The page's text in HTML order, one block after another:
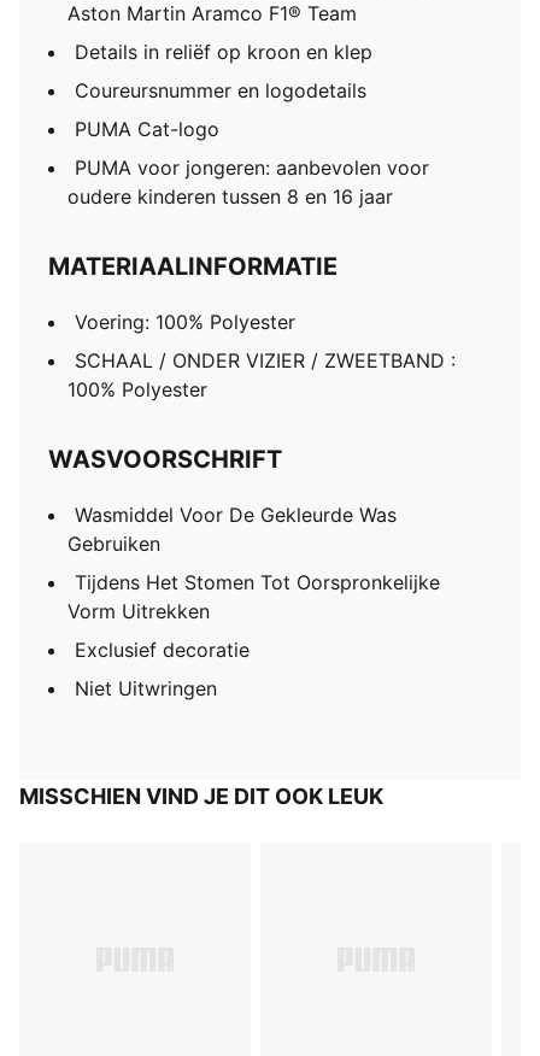
Aston Martin Aramco F1® Team
Details in reliëf op kroon en klep
Coureursnummer en logodetails
PUMA Cat-logo
PUMA voor jongeren: aanbevolen voor
oudere kinderen tussen 8 en 16 jaar
MATERIAALINFORMATIE
Voering: 100% Polyester
SCHAAL / ONDER VIZIER / ZWEETBAND :
100% Polyester
WASVOORSCHRIFT
Wasmiddel Voor De Gekleurde Was
Gebruiken
Tijdens Het Stomen Tot Oorspronkelijke
Vorm Uitrekken
Exclusief decoratie
Niet Uitwringen
MISSCHIEN VIND JE DIT OOK LEUK